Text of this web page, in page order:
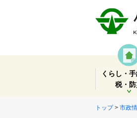
くらし・手
税・防
開く
トップ> 市政